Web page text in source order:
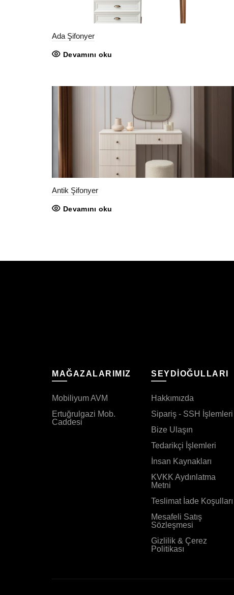
Ada Şifonyer
Devamını oku
Antik Şifonyer
Devamını oku
MAĞAZALARIMIZ
Mobiliyum AVM
Ertuğrulgazi Mob.
Caddesi
SEYDİOĞULLARI
Hakkımızda
Sipariş - SSH İşlemleri
Bize Ulaşın
Tedarikçi İşlemleri
İnsan Kaynakları
KVKK Aydınlatma
Metni
Teslimat İade Koşulları
Mesafeli Satış
Sözleşmesi
Gizlilik & Çerez
Politikası